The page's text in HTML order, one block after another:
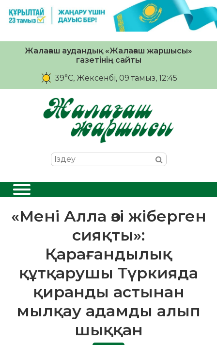
Жалағаш аудандық «Жалағаш жаршысы»
газетінің сайты
39°C, Жексенбі, 09 тамыз, 12:45
«Мені Алла өзі жіберген
сияқты»:
Қарағандылық
құтқарушы Түркияда
қиранды астынан
мылқау адамды алып
шыққан